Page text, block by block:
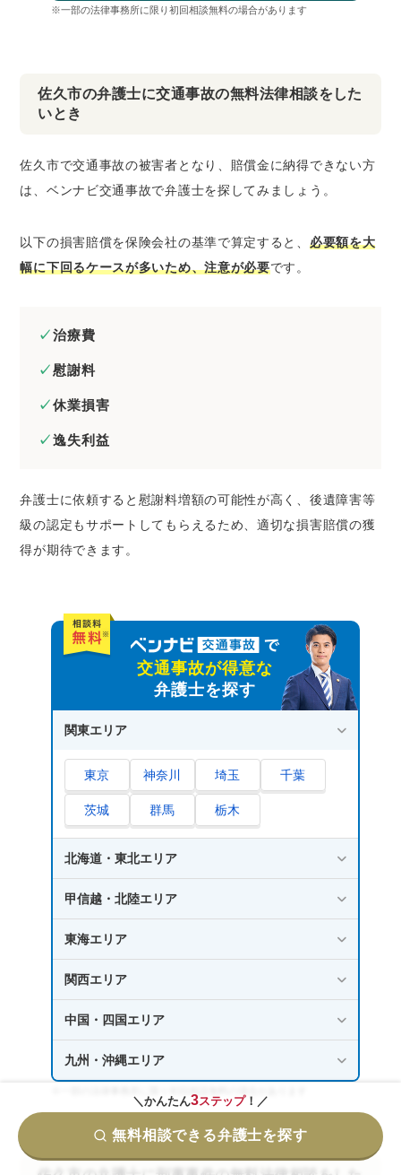
※一部の法律事務所に限り初回相談無料の場合があります
佐久市の弁護士に交通事故の無料法律相談をした
いとき
佐久市で交通事故の被害者となり、賠償金に納得できない方
は、ベンナビ交通事故で弁護士を探してみましょう。
以下の損害賠償を保険会社の基準で算定すると、 必要額を大
幅に下回るケースが多いため、注意が必要です。
治療費
慰謝料
休業損害
逸失利益
弁護士に依頼すると慰謝料増額の可能性が高く、後遺障害等
級の認定もサポートしてもらえるため、適切な損害賠償の獲
得が期待できます。
交通事故が得意な
弁護士を探す
関東エリア
東京 神奈川 埼玉 千葉
茨城 群馬 栃木
北海道・東北エリア
甲信越・北陸エリア
東海エリア
関西エリア
中国・四国エリア
九州・沖縄エリア
＼かんたん3ステップ！／
無料相談できる弁護士を探す